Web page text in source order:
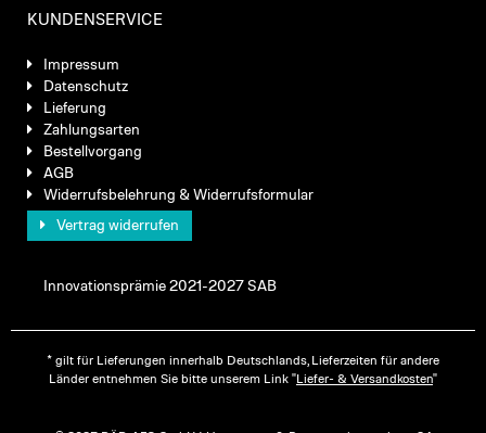
KUNDENSERVICE
Impressum
Datenschutz
Lieferung
Zahlungsarten
Bestellvorgang
AGB
Widerrufsbelehrung & Widerrufsformular
Vertrag widerrufen
Innovationsprämie 2021-2027 SAB
* gilt für Lieferungen innerhalb Deutschlands, Lieferzeiten für andere
Länder entnehmen Sie bitte unserem Link "Liefer- & Versandkosten"